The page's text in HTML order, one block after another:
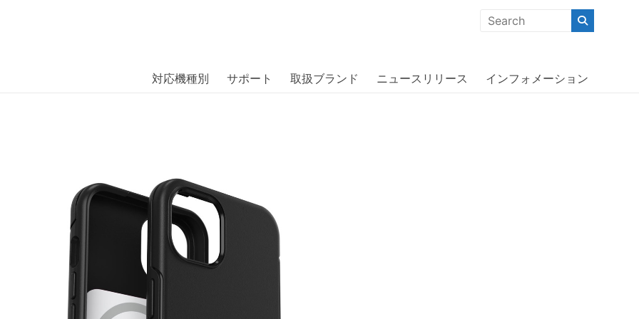
には、日本では珍しい「海外ブランド」をはじめ「ユニークな商品」「機能的な商品」「コストパフォーマンスの高い商
対応機種別 サポート 取扱ブランド ニュースリリース インフォメーション